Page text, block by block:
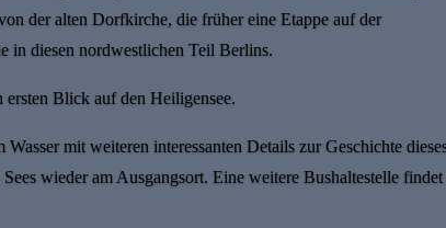
der alten Dorfkirche, die früher eine Etappe auf der
in diesen nordwestlichen Teil Berlins.
Blick auf den Heiligensee.
mit weiteren interessanten Details zur Geschichte
wieder am Ausgangsort. Eine weitere Bushaltestelle findet